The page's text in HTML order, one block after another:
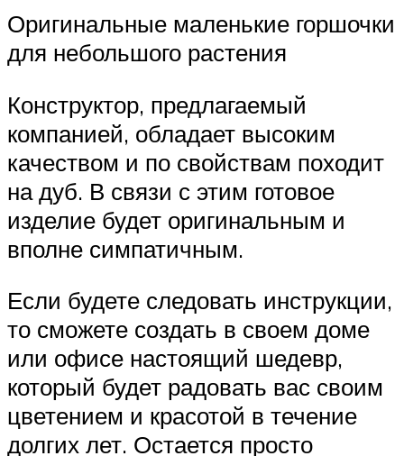
Оригинальные маленькие горшочки
для небольшого растения
Конструктор, предлагаемый
компанией, обладает высоким
качеством и по свойствам походит
на дуб. В связи с этим готовое
изделие будет оригинальным и
вполне симпатичным.
Если будете следовать инструкции,
то сможете создать в своем доме
или офисе настоящий шедевр,
который будет радовать вас своим
цветением и красотой в течение
долгих лет. Остается просто